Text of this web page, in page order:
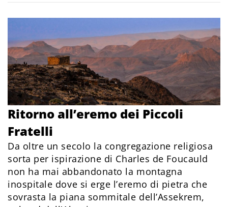
Ritorno all’eremo dei Piccoli
Fratelli
Da oltre un secolo la congregazione religiosa
sorta per ispirazione di Charles de Foucauld
non ha mai abbandonato la montagna
inospitale dove si erge l’eremo di pietra che
sovrasta la piana sommitale dell’Assekrem,